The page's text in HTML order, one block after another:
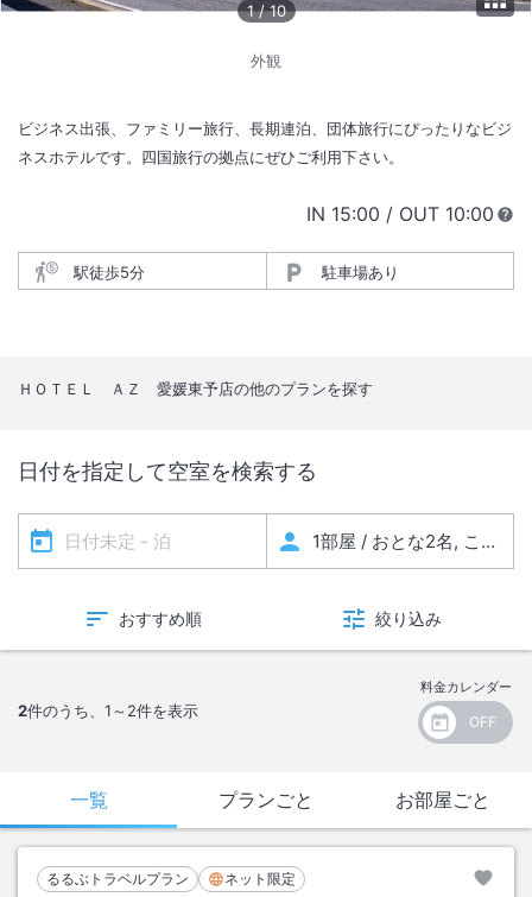
1 /10
外観
ビジネス出張、ファミリー旅行、長期連泊、団体旅行にぴったりなビジ
ネスホテルです。四国旅行の拠点にぜひご利用下さい。
IN チェックイン
15:00 / OUT チェック
10:00
駅徒歩5分 駐車場あり
ＨＯＴＥＬ ＡＺ 愛媛東予店の他のプランを探す
日付を指定して空室を検索する
おすすめ順 絞り込み
2件のうち、 1～2件を表示
料金カレンダー
一覧 プランごと お部屋ごと
るるぶトラベルプラン ネット限定